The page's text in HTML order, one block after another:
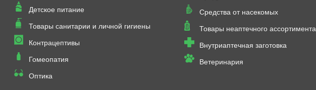
Детское питание
Товары санитарии и личной гигиены
Контрацептивы
Гомеопатия
Оптика
Средства от насекомых
Товары неаптечного ассортимента
Внутриаптечная заготовка
Ветеринария